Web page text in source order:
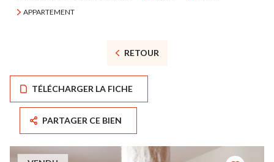
APPARTEMENT
RETOUR
TÉLÉCHARGER LA FICHE
PARTAGER CE BIEN